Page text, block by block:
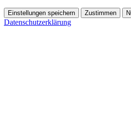
Einstellungen speichern Zustimmen
Datenschutzerklärung